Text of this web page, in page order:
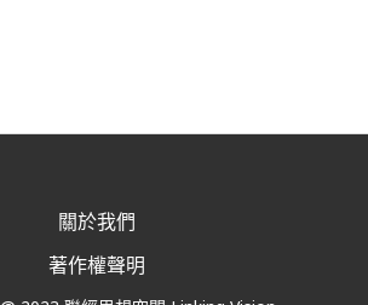
關於我們
著作權聲明